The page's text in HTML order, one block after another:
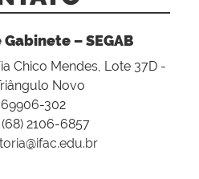
– SEGAB
Chico Mendes, Lote 37D -
Novo
69906-302
2106-6857